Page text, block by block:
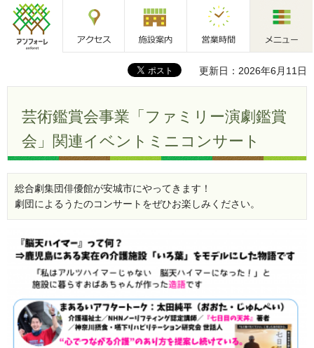
アンフォーレ 施設案内 営業時間
更新日：2026年6月11日
芸術鑑賞会事業「ファミリー演劇鑑賞
会」関連イベントミニコンサート
総合劇集団俳優館が安城市にやってきます！
劇団によるうたのコンサートをぜひお楽しみください。